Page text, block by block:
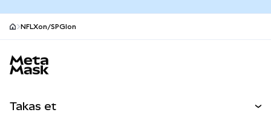
NFLXon/SPGIon
Takas et